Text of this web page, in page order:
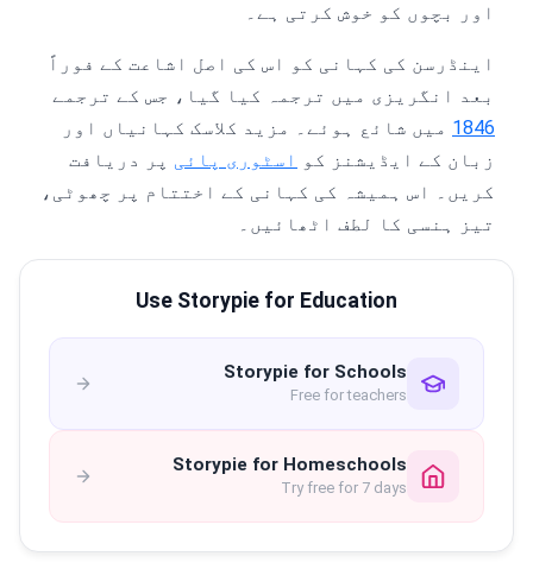
اور بچوں کو خوش کرتی ہے۔
اینڈرسن کی کہانی کو اس کی اصل اشاعت کے فوراً
بعد انگریزی میں ترجمہ کیا گیا، جس کے ترجمے
1846 میں شائع ہوئے۔ مزید کلاسک کہانیاں اور
زبان کے ایڈیشنز کو اسٹوری پائی پر دریافت
کریں۔ اس ہمیشہ کی کہانی کے اختتام پر چھوٹی،
تیز ہنسی کا لطف اٹھائیں۔
Use Storypie for Education
Storypie for Schools
Free for teachers
Storypie for Homeschools
Try free for 7 days